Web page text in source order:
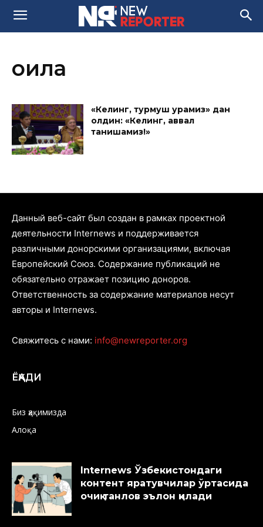
оила
«Келинг, турмуш қурамиз» дан
олдин: «Келинг, аввал
танишамиз!»
Данный веб-сайт был создан в рамках проектной
деятельности Internews и поддерживается
различными донорскими организациями, включая
Европейский Союз. Содержание публикаций не
обязательно отражает позицию доноров.
Ответственность за содержание материалов несут
авторы и Internews.
Свяжитесь с нами: info@newreporter.org
ЁҚАДИ
Биз ҳақимизда
Алоқа
Internews Ўзбекистондаги
контент яратувчилар ўртасида
очиқ танлов эълон қилади